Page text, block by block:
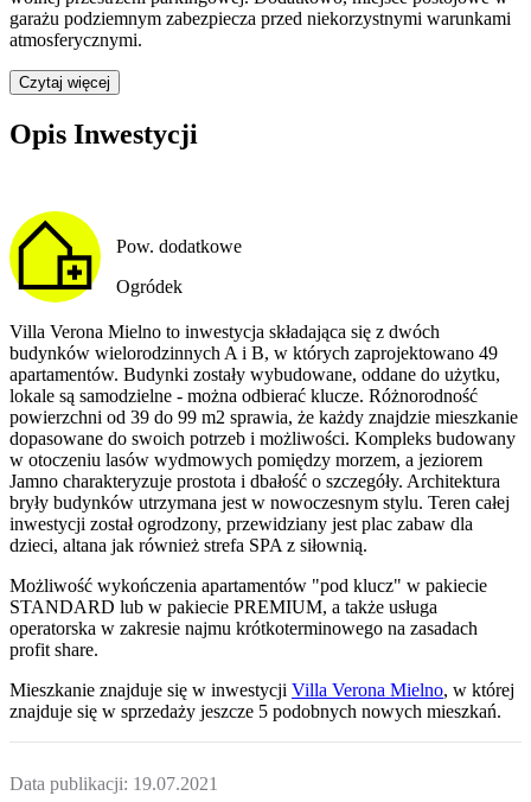
garażu podziemnym zabezpiecza przed niekorzystnymi warunkami
atmosferycznymi.
Czytaj więcej
Opis Inwestycji
Pow. dodatkowe
Ogródek
Villa Verona Mielno to inwestycja składająca się z dwóch
budynków wielorodzinnych A i B, w których zaprojektowano 49
apartamentów. Budynki zostały wybudowane, oddane do użytku,
lokale są samodzielne - można odbierać klucze. Różnorodność
powierzchni od 39 do 99 m2 sprawia, że każdy znajdzie mieszkanie
dopasowane do swoich potrzeb i możliwości. Kompleks budowany
w otoczeniu lasów wydmowych pomiędzy morzem, a jeziorem
Jamno charakteryzuje prostota i dbałość o szczegóły. Architektura
bryły budynków utrzymana jest w nowoczesnym stylu. Teren całej
inwestycji został ogrodzony, przewidziany jest plac zabaw dla
dzieci, altana jak również strefa SPA z siłownią.
Możliwość wykończenia apartamentów "pod klucz" w pakiecie
STANDARD lub w pakiecie PREMIUM, a także usługa
operatorska w zakresie najmu krótkoterminowego na zasadach
profit share.
Mieszkanie znajduje się w inwestycji Villa Verona Mielno, w której
znajduje się w sprzedaży jeszcze 5 podobnych nowych mieszkań.
Data publikacji: 19.07.2021